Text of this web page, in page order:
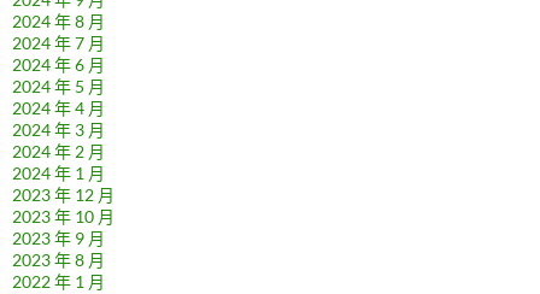
2024 年 8 月
2024 年 7 月
2024 年 6 月
2024 年 5 月
2024 年 4 月
2024 年 3 月
2024 年 2 月
2024 年 1 月
2023 年 12 月
2023 年 10 月
2023 年 9 月
2023 年 8 月
2022 年 1 月